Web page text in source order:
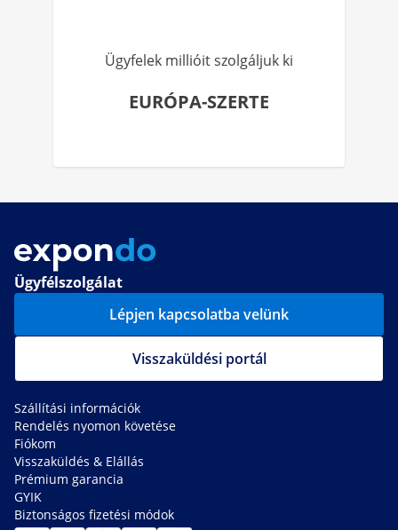
Ügyfelek millióit szolgáljuk ki
EURÓPA-SZERTE
Ügyfélszolgálat
Lépjen kapcsolatba velünk
Visszaküldési portál
Szállítási információk
Rendelés nyomon követése
Fiókom
Visszaküldés & Elállás
Prémium garancia
GYIK
Biztonságos fizetési módok